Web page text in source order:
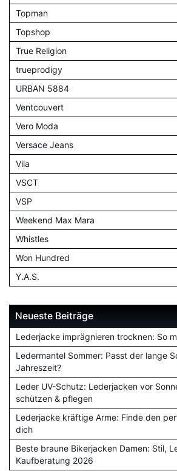
Topman
Topshop
True Religion
trueprodigy
URBAN 5884
Ventcouvert
Vero Moda
Versace Jeans
Vila
VSCT
VSP
Weekend Max Mara
Whistles
Won Hundred
Y.A.S.
Neueste Beiträge
Lederjacke imprägnieren trocknen: So
Ledermantel Sommer: Passt der lange
Jahreszeit?
Leder UV-Schutz: Lederjacken vor
schützen & pflegen
Lederjacke kräftige Arme: Finde den
dich
Beste braune Bikerjacken Damen: Stil,
Kaufberatung 2026